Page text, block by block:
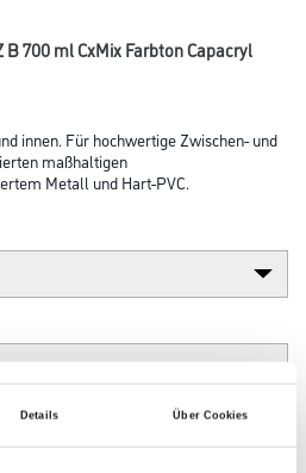
Details Über Cookies
700 ml CxMix Farbton Capacryl
innen. Für hochwertige Zwischen- und
maßhaltigen
Metall und Hart-PVC.